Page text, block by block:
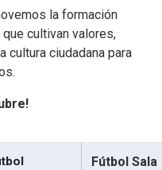
la formación
cultivan valores,
cultura ciudadana para
Fútbol Sala